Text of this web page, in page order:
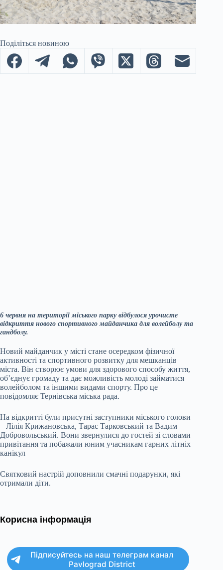
Поділіться новиною
6 червня на території міського парку відбулося урочисте
відкриття нового спортивного майданчика для волейболу та
гандболу.
Новий майданчик у місті стане осередком фізичної
активності та спортивного розвитку для мешканців
міста. Він створює умови для здорового способу життя,
об’єднує громаду та дає можливість молоді займатися
волейболом та іншими видами спорту. Про це
повідомляє Тернівська міська рада.
На відкритті були присутні заступники міського голови
– Лілія Крижановська, Тарас Тарковський та Вадим
Добровольський. Вони звернулися до гостей зі словами
привітання та побажали юним учасникам гарних літніх
канікул
Святковий настрій доповнили смачні подарунки, які
отримали діти.
Корисна інформація
Підписуйтесь на наш телеграм канал
Pavlograd District